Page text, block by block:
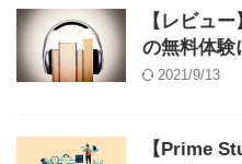
【レビュ
の無料体験
2021/9/13
【Prime